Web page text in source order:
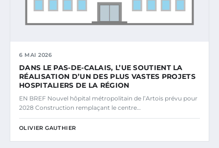
6 MAI 2026
DANS LE PAS-DE-CALAIS, L’UE SOUTIENT LA
RÉALISATION D’UN DES PLUS VASTES PROJETS
HOSPITALIERS DE LA RÉGION
EN BREF Nouvel hôpital métropolitain de l’Artois prévu pour
2028 Construction remplaçant le centre…
OLIVIER GAUTHIER